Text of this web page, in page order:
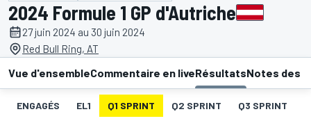
2024 Formule 1 GP d'Autriche
27 juin 2024 au 30 juin 2024
Red Bull Ring, AT
Vue d'ensembleCommentaire en liveRésultatsNotes des
ENGAGÉS EL1 Q1 SPRINT Q2 SPRINT Q3 SPRINT